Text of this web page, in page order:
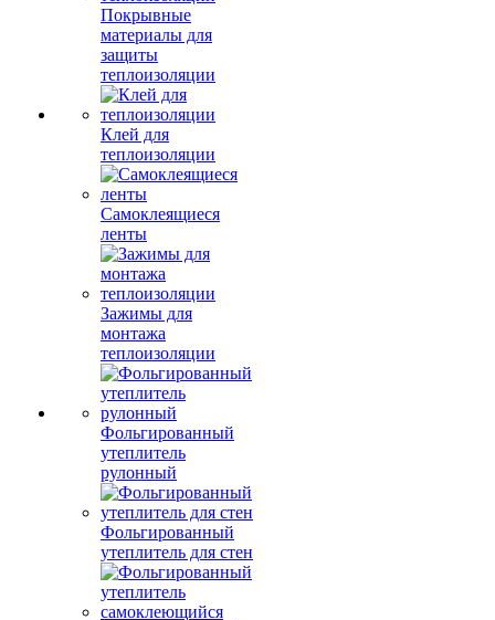
Покрывные
материалы для
защиты
теплоизоляции
Клей для
теплоизоляции
Самоклеящиеся
ленты
Зажимы для
монтажа
теплоизоляции
Фольгированный
утеплитель
рулонный
Фольгированный
утеплитель для стен